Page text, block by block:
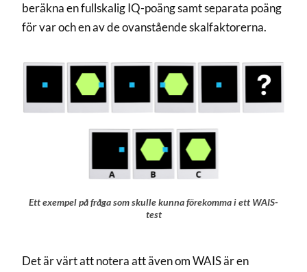
beräkna en fullskalig IQ-poäng samt separata poäng
för var och en av de ovanstående skalfaktorerna.
Ett exempel på fråga som skulle kunna förekomma i ett WAIS-
test
Det är värt att notera att även om WAIS är en